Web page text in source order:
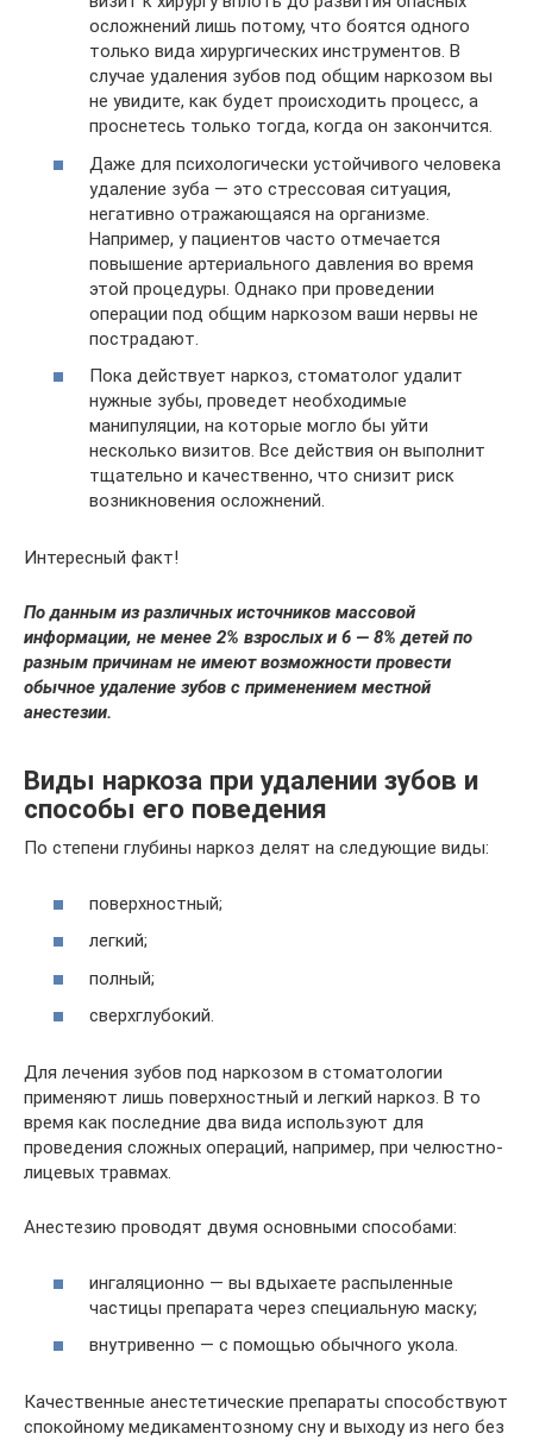
осложнений лишь потому, что боятся одного
только вида хирургических инструментов. В
случае удаления зубов под общим наркозом вы
не увидите, как будет происходить процесс, а
проснетесь только тогда, когда он закончится.
Даже для психологически устойчивого человека
удаление зуба — это стрессовая ситуация,
негативно отражающаяся на организме.
Например, у пациентов часто отмечается
повышение артериального давления во время
этой процедуры. Однако при проведении
операции под общим наркозом ваши нервы не
пострадают.
Пока действует наркоз, стоматолог удалит
нужные зубы, проведет необходимые
манипуляции, на которые могло бы уйти
несколько визитов. Все действия он выполнит
тщательно и качественно, что снизит риск
возникновения осложнений.
Интересный факт!
По данным из различных источников массовой
информации, не менее 2% взрослых и 6 — 8% детей по
разным причинам не имеют возможности провести
обычное удаление зубов с применением местной
анестезии.
Виды наркоза при удалении зубов и
способы его поведения
По степени глубины наркоз делят на следующие виды:
поверхностный;
легкий;
полный;
сверхглубокий.
Для лечения зубов под наркозом в стоматологии
применяют лишь поверхностный и легкий наркоз. В то
время как последние два вида используют для
проведения сложных операций, например, при челюстно-
лицевых травмах.
Анестезию проводят двумя основными способами:
ингаляционно — вы вдыхаете распыленные
частицы препарата через специальную маску;
внутривенно — с помощью обычного укола.
Качественные анестетические препараты способствуют
спокойному медикаментозному сну и выходу из него без